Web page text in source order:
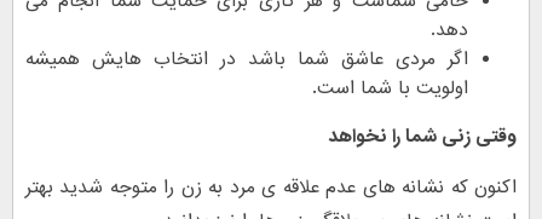
دهد.
اگر مردی عاشق شما باشد در انتخاب هایش همیشه
اولویت با شما است.
وقتی زنی شما را نخواهد
اکنون که نشانه های عدم علاقه ی مرد به زن را متوجه شدید بهتر